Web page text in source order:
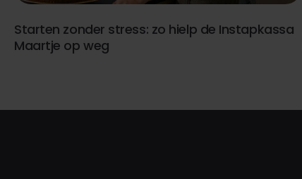
Starten zonder stress: zo hielp de Instapkassa
Maartje op weg